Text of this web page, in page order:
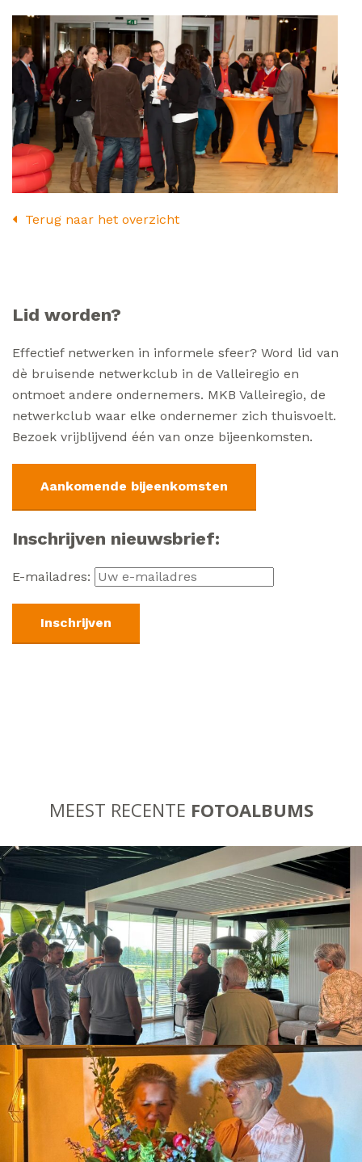
Terug naar het overzicht
Lid worden?
Effectief netwerken in informele sfeer? Word lid van
dè bruisende netwerkclub in de Valleiregio en
ontmoet andere ondernemers. MKB Valleiregio, de
netwerkclub waar elke ondernemer zich thuisvoelt.
Bezoek vrijblijvend één van onze bijeenkomsten.
Aankomende bijeenkomsten
Inschrijven nieuwsbrief:
E-mailadres:
MEEST RECENTE FOTOALBUMS